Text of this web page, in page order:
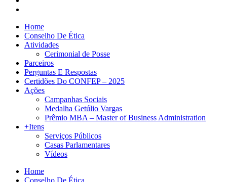
Home
Conselho De Ética
Atividades
Cerimonial de Posse
Parceiros
Perguntas E Respostas
Certidões Do CONFEP – 2025
Ações
Campanhas Sociais
Medalha Getúlio Vargas
Prêmio MBA – Master of Business Administration
+Itens
Serviços Públicos
Casas Parlamentares
Vídeos
Home